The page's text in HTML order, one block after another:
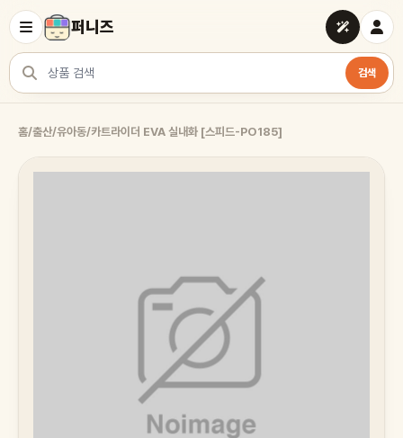
퍼니즈
상품 검색
검색
홈/출산/유아동/카트라이더 EVA 실내화 [스피드-PO185]